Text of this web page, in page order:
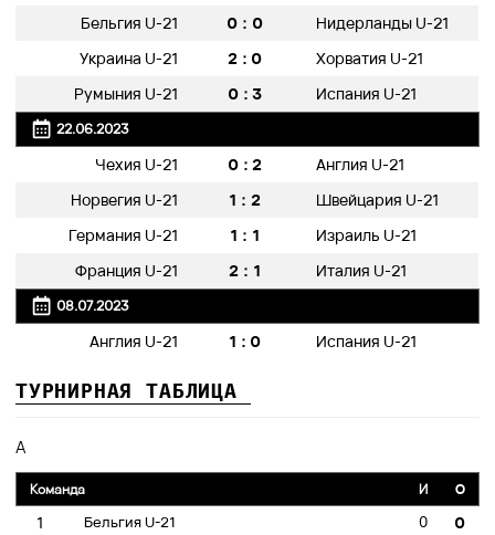
Бельгия U-21
0:0
Нидерланды U-21
Украина U-21
2:0
Хорватия U-21
Румыния U-21
0:3 Испания U-21
22.06.2023
Чехия U-21 0:2
Англия U-21
Норвегия U-21
1:2
Швейцария U-21
Германия U-21
1:1
Израиль U-21
Франция U-21
2:1 Италия U-21
08.07.2023
Англия U-21 1:0 Испания U-21
ТУРНИРНАЯ ТАБЛИЦА
A
Команда И O
1 Бельгия U-21 0
0